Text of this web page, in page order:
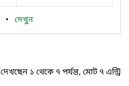
• দেখুন
দেখছেন ১ থেকে ৭ পর্যন্ত, মোট ৭ এন্ট্রি